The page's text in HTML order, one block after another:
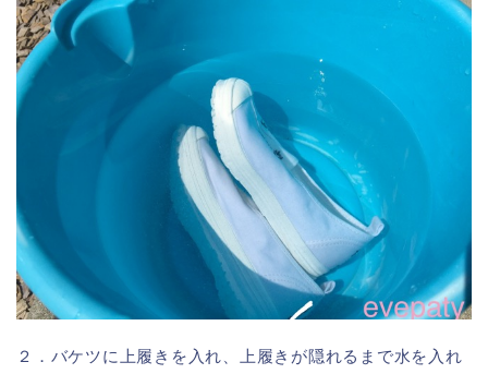
２．バケツに上履きを入れ、上履きが隠れるまで水を入れ